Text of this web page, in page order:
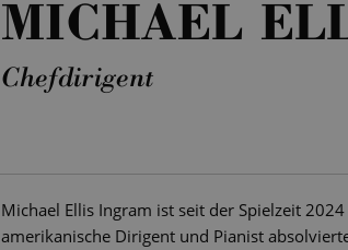
MICHAEL
Chefdirigent
Michael Ellis Ingram ist seit der Spielzeit
amerikanische Dirigent und Pianist